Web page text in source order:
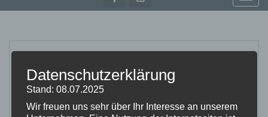
AUG.
Kommentare
Datenschutzerklärung
Stand: 08.07.2025
Wir freuen uns sehr über Ihr Interesse an unserem